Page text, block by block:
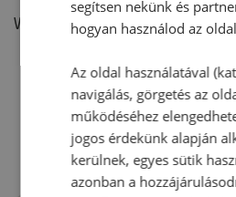
Vélemény írásához, kérjük,jelentkezz
segítsen nekünk és
hogyan használod az
Az oldal használatával
navigálás, görgetés az
működéséhez
jogos érdekünk alapján
kerülnek, egyes sütik
azonban a